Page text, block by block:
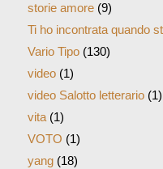
storie amore(9)
Ti ho incontrata quando
Vario Tipo(130)
video(1)
video Salotto letterario(1)
vita(1)
VOTO (1)
yang(18)